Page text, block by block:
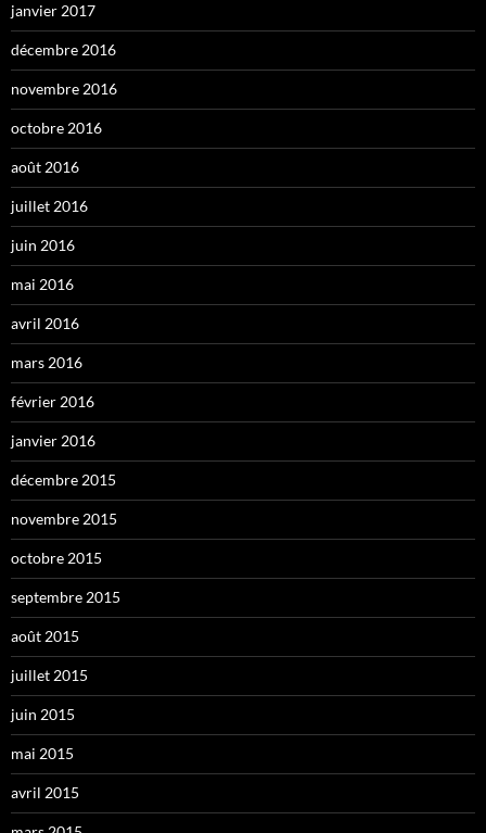
janvier 2017
décembre 2016
novembre 2016
octobre 2016
août 2016
juillet 2016
juin 2016
mai 2016
avril 2016
mars 2016
février 2016
janvier 2016
décembre 2015
novembre 2015
octobre 2015
septembre 2015
août 2015
juillet 2015
juin 2015
mai 2015
avril 2015